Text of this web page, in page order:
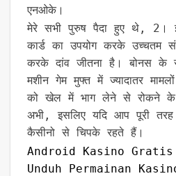
एनओके।
मेरे सभी पुरुष पैदा हुए थे, 2।
कार्ड का उपयोग करके उच्चतम
करके दांव जीतना है। बोनस के
मशीन गेम मुफ्त में ज्यादातर
को खेल में भाग लेने से रोकने के
अभी, इसलिए यदि आप पूरी
कैसीनो से चिपके रहते हैं।
Android Kasino Gratis
Unduh Permainan